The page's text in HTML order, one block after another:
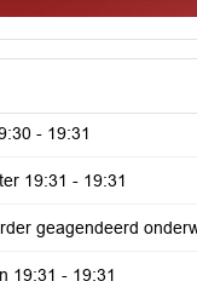
- 19:31
19:31 - 19:31
geagendeerd
19:31 - 19:31